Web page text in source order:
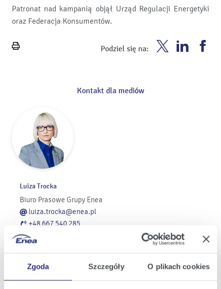
Zgoda Szczegóły O plikach cookies
Patronat nad kampanią objął Urząd Regulacji Energetyki
oraz Federacja Konsumentów.
Wydrukuj
Podziel się na:
Enea Enea
Kontakt dla mediów
Luiza Trocka
Biuro Prasowe Grupy Enea
luiza.trocka@enea.pl
+48 667 540 285
Pozostałe kontakty